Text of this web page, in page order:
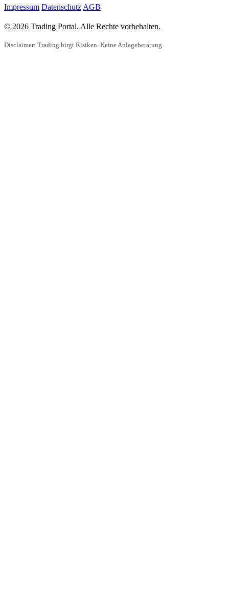
Impressum Datenschutz AGB
© 2026 Trading Portal. Alle Rechte vorbehalten.
Disclaimer: Trading birgt Risiken. Keine Anlageberatung.